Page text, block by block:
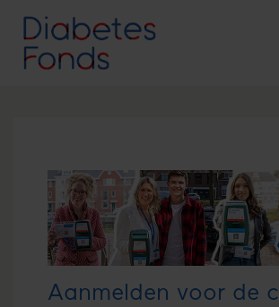
Aanmelden voor de